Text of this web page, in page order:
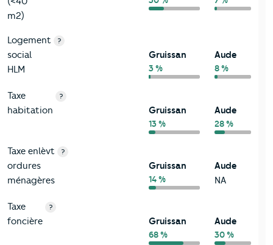
m2)
Logement
social
HLM
?
Gruissan
3 %
Aude
8 %
Taxe
habitation
?
Gruissan
13 %
Aude
28 %
Taxe enlèvt
ordures
ménagères
?
Gruissan
14 %
Aude
NA
Taxe
foncière
?
Gruissan
68 %
Aude
30 %